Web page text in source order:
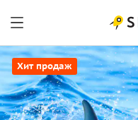
Хит продаж